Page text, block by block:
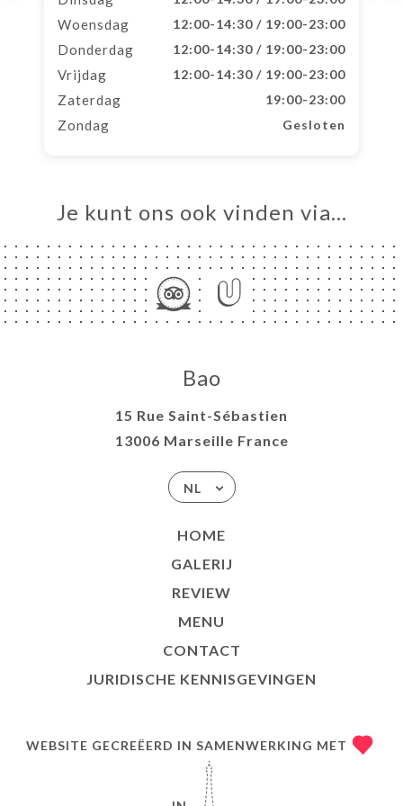
Woensdag 12:00-14:30 / 19:00-23:00
Donderdag 12:00-14:30 / 19:00-23:00
Vrijdag 12:00-14:30 / 19:00-23:00
Zaterdag 19:00-23:00
Zondag Gesloten
Je kunt ons ook vinden via…
Bao
15 Rue Saint-Sébastien
13006 Marseille France
NL
HOME
GALERIJ
REVIEW
MENU
CONTACT
JURIDISCHE KENNISGEVINGEN
WEBSITE GECREËERD IN SAMENWERKING MET